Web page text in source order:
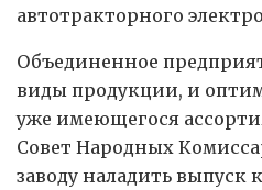
автотракторного
Объединенное
виды продукции, и
уже имеющегося
Совет Народных
заводу наладить выпуск